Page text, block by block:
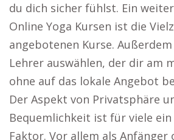
du dich sicher fühlst. Ein
Online Yoga Kursen ist die
angebotenen Kurse.
Lehrer auswählen, der dir am
ohne auf das lokale Angebot
Der Aspekt von Privatsphäre
Bequemlichkeit ist für viele
Faktor. Vor allem als Anfänger